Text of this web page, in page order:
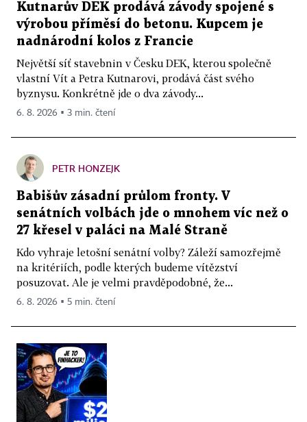
Kutnarův DEK prodává závody spojené s
výrobou příměsí do betonu. Kupcem je
nadnárodní kolos z Francie
Největší síť stavebnin v Česku DEK, kterou společně
vlastní Vít a Petra Kutnarovi, prodává část svého
byznysu. Konkrétně jde o dva závody...
6. 8. 2026 ▪ 3 min. čtení
PETR HONZEJK
Babišův zásadní průlom fronty. V
senátních volbách jde o mnohem víc než o
27 křesel v paláci na Malé Straně
Kdo vyhraje letošní senátní volby? Záleží samozřejmě
na kritériích, podle kterých budeme vítězství
posuzovat. Ale je velmi pravděpodobné, že...
6. 8. 2026 ▪ 5 min. čtení